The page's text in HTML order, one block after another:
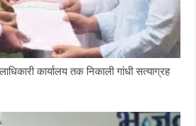
कार्यालय तक निकाली गांधी सत्याग्रह